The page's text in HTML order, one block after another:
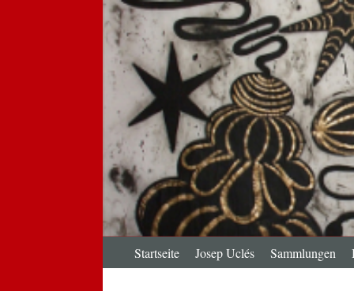
Startseite Josep Uclés Sammlungen